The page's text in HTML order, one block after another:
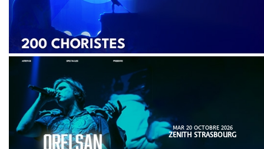
MAR 20 OCTOBRE 2026
ZENITH STRASBOURG